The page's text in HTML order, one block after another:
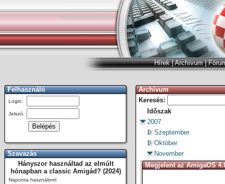
Hírek|Archívum|
Felhasználó
Login:
Jelszó:
Szavazás
Hányszor használtad az elmúlt
hónapban a classic Amigád? (2024)
Naponta használom!
Archívum
Keresés:
Időszak
2007
Szeptember
Október
November
Megjelent az AmigaOS